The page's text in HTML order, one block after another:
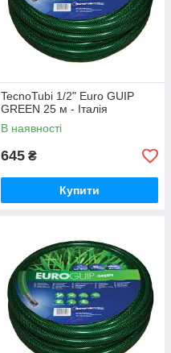
TecnoTubi 1/2" Euro GUIP
GREEN 25 м - Італія
В наявності
645 ₴
Купити